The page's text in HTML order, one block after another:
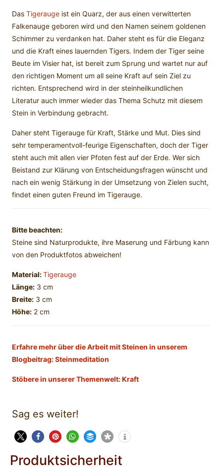
DasTigerauge ist ein Quarz, der aus einen verwitterten
Falkenauge geboren wird und den Namen seinem goldenen
Schimmer zu verdanken hat. Daher steht es für die Eleganz
und die Kraft eines lauernden Tigers. Indem der Tiger seine
Beute im Visier hat, ist bereit zum Sprung und wartet nur auf
den richtigen Moment um all seine Kraft auf sein Ziel zu
richten. Entsprechend wird in der steinheilkundlichen
Literatur auch immer wieder das Thema Schutz mit diesem
Stein in Verbindung gebracht.
Daher steht Tigerauge für Kraft, Stärke und Mut. Dies sind
sehr temperamentvoll-feurige Eigenschaften, doch der Tiger
steht auch mit allen vier Pfoten fest auf der Erde. Wer sich
Beistand zur Klärung von Entscheidungsfragen wünscht und
nach ein wenig Stärkung in der Umsetzung von Zielen sucht,
findet einen guten Freund im Tigerauge.
Bitte beachten:
Steine sind Naturprodukte, ihre Maserung und Färbung kann
von den Produktfotos abweichen!
Material:Tigerauge
Länge: 3 cm
Breite: 3 cm
Höhe: 2 cm
Erfahre mehr über die Arbeit mit Steinen in unserem
Blogbeitrag: Steinmeditation
Stöbere in unserer Themenwelt: Kraft
Sag es weiter!
Produktsicherheit